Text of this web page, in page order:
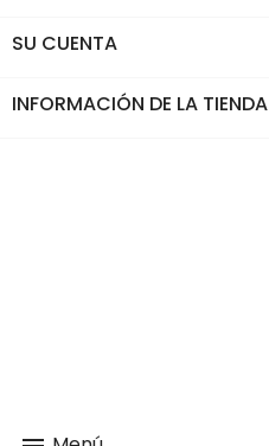
SU CUENTA
INFORMACIÓN DE LA TIENDA